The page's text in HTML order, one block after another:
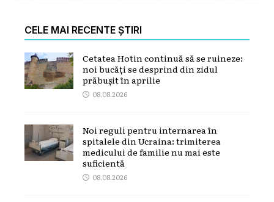
CELE MAI RECENTE ȘTIRI
Cetatea Hotin continuă să se ruineze:
noi bucăți se desprind din zidul
prăbușit în aprilie
08.08.2026
Noi reguli pentru internarea în
spitalele din Ucraina: trimiterea
medicului de familie nu mai este
suficientă
08.08.2026